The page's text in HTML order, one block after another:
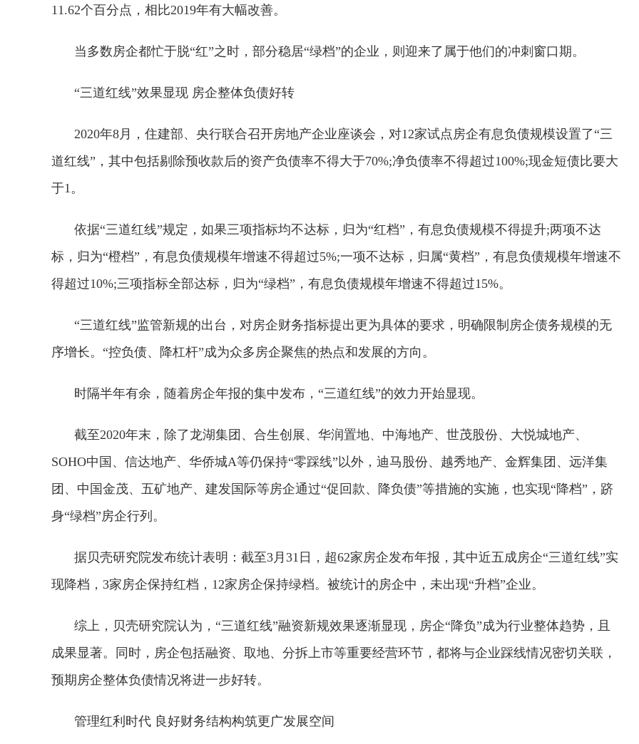
11.62个百分点，相比2019年有大幅改善。
当多数房企都忙于脱“红”之时，部分稳居“绿档”的企业，则迎来了属于他们的冲刺窗口期。
“三道红线”效果显现 房企整体负债好转
2020年8月，住建部、央行联合召开房地产企业座谈会，对12家试点房企有息负债规模设置了“三
道红线”，其中包括剔除预收款后的资产负债率不得大于70%;净负债率不得超过100%;现金短债比要大
于1。
依据“三道红线”规定，如果三项指标均不达标，归为“红档”，有息负债规模不得提升;两项不达
标，归为“橙档”，有息负债规模年增速不得超过5%;一项不达标，归属“黄档”，有息负债规模年增速不
得超过10%;三项指标全部达标，归为“绿档”，有息负债规模年增速不得超过15%。
“三道红线”监管新规的出台，对房企财务指标提出更为具体的要求，明确限制房企债务规模的无
序增长。“控负债、降杠杆”成为众多房企聚焦的热点和发展的方向。
时隔半年有余，随着房企年报的集中发布，“三道红线”的效力开始显现。
截至2020年末，除了龙湖集团、合生创展、华润置地、中海地产、世茂股份、大悦城地产、
SOHO中国、信达地产、华侨城A等仍保持“零踩线”以外，迪马股份、越秀地产、金辉集团、远洋集
团、中国金茂、五矿地产、建发国际等房企通过“促回款、降负债”等措施的实施，也实现“降档”，跻
身“绿档”房企行列。
据贝壳研究院发布统计表明：截至3月31日，超62家房企发布年报，其中近五成房企“三道红线”实
现降档，3家房企保持红档，12家房企保持绿档。被统计的房企中，未出现“升档”企业。
综上，贝壳研究院认为，“三道红线”融资新规效果逐渐显现，房企“降负”成为行业整体趋势，且
成果显著。同时，房企包括融资、取地、分拆上市等重要经营环节，都将与企业踩线情况密切关联，
预期房企整体负债情况将进一步好转。
管理红利时代 良好财务结构构筑更广发展空间